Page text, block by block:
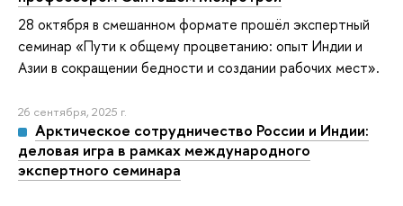
28 октября в смешанном формате прошёл экспертный
семинар «Пути к общему процветанию: опыт Индии и
Азии в сокращении бедности и создании рабочих мест».
26 сентября, 2025 г.
Арктическое сотрудничество России и Индии:
деловая игра в рамках международного
экспертного семинара